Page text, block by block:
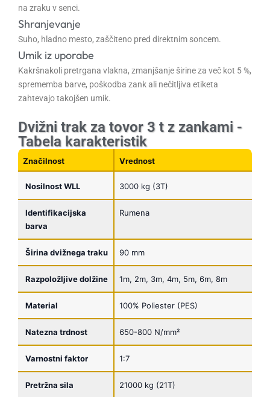
na zraku v senci.
Shranjevanje
Suho, hladno mesto, zaščiteno pred direktnim soncem.
Umik iz uporabe
Kakršnakoli pretrgana vlakna, zmanjšanje širine za več kot 5 %,
sprememba barve, poškodba zank ali nečitljiva etiketa
zahtevajo takojšen umik.
Dvižni trak za tovor 3 t z zankami -
Tabela karakteristik
Značilnost Vrednost
Nosilnost WLL 3000 kg (3T)
Identifikacijska
barva
Rumena
Širina dvižnega traku 90 mm
Razpoložljive dolžine 1m, 2m, 3m, 4m, 5m, 6m, 8m
Material 100% Poliester (PES)
Natezna trdnost 650-800 N/mm²
Varnostni faktor 1:7
Pretržna sila 21000 kg (21T)